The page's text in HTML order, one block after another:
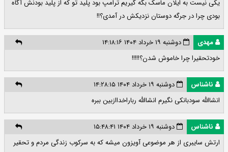
یکی نیست به ایلان ماسک بگه گیریم ترامپ بود پلید تو که از پلید بودنش آگاه
بودی چرا در جرگه دوستان نزدیکش در آمدی؟!!
مهدی
دوشنبه ۱۹ خرداد ۱۴۰۴ ۱۴:۱۸:۱۶
خودتحقیرا چرا خاموش شدن؟!!!!!
ناشناس
دوشنبه ۱۹ خرداد ۱۴۰۴ ۱۴:۲۸:۱۵
انشااللہ سودبانکی نگیرم انشااللہ رباراخداازبین ببرہ
ناشناس
دوشنبه ۱۹ خرداد ۱۴۰۴ ۱۵:۴۸:۴۱
ارتش سایبری از هر موضوعی آویزون میشه که به سرکوب زندگی مردم و تحقیر